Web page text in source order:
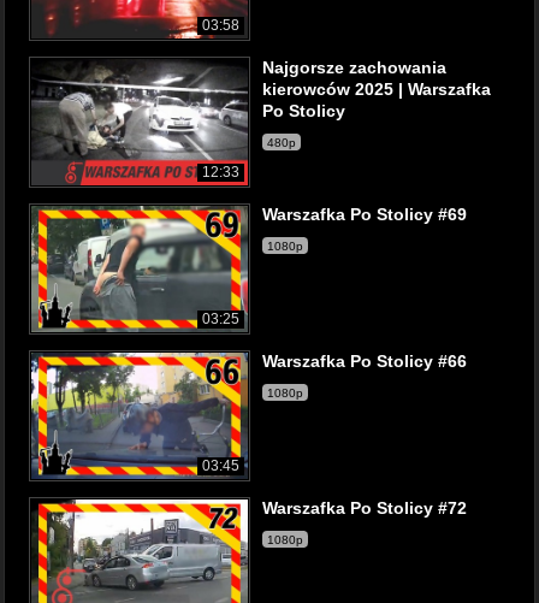
03:58
12:33
Najgorsze zachowania
kierowców 2025 | Warszafka
Po Stolicy
480p
03:25
Warszafka Po Stolicy #69
1080p
03:45
Warszafka Po Stolicy #66
1080p
Warszafka Po Stolicy #72
1080p